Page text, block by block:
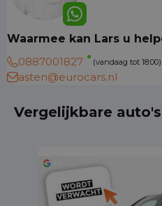
Waarmee kan Lars u
0887001827
(vandaag tot 18:00)
asten@eurocars.nl
Vergelijkbare